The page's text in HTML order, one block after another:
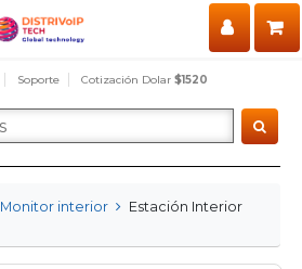
Soporte Cotización Dolar $1520
Monitor interior
Estación Interior